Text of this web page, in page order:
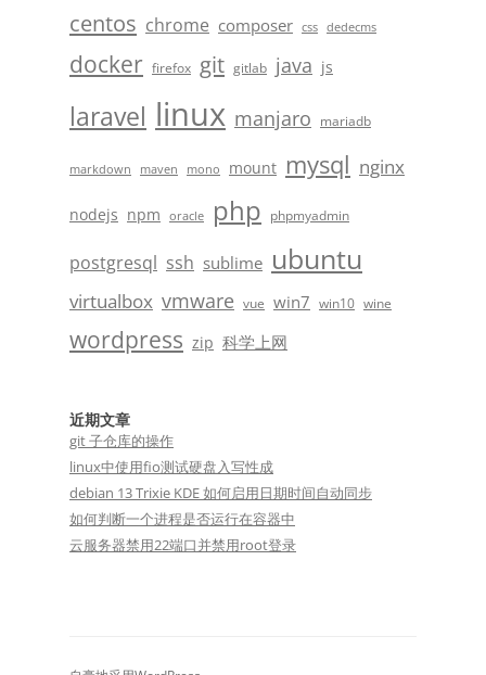
centos chrome composer css dedecms
docker firefox git gitlab java js
laravel linux manjaro mariadb
markdown maven mono mount mysql nginx
nodejs npm oracle php phpmyadmin
postgresql ssh sublime ubuntu
virtualbox vmware vue win7 win10 wine
wordpress zip 科学上网
近期文章
git 子仓库的操作
linux中使用fio测试硬盘入写性成
debian 13 Trixie KDE 如何启用日期时间自动同步
如何判断一个进程是否运行在容器中
云服务器禁用22端口并禁用root登录